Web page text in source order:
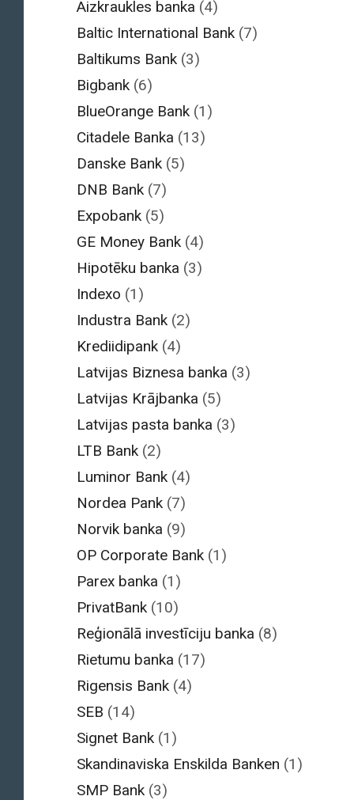
Aizkraukles banka (4)
Baltic International Bank (7)
Baltikums Bank (3)
Bigbank (6)
BlueOrange Bank (1)
Citadele Banka (13)
Danske Bank (5)
DNB Bank (7)
Expobank (5)
GE Money Bank (4)
Hipotēku banka (3)
Indexo (1)
Industra Bank (2)
Krediidipank (4)
Latvijas Biznesa banka (3)
Latvijas Krājbanka (5)
Latvijas pasta banka (3)
LTB Bank (2)
Luminor Bank (4)
Nordea Pank (7)
Norvik banka (9)
OP Corporate Bank (1)
Parex banka (1)
PrivatBank (10)
Reģionālā investīciju banka (8)
Rietumu banka (17)
Rigensis Bank (4)
SEB (14)
Signet Bank (1)
Skandinaviska Enskilda Banken (1)
SMP Bank (3)